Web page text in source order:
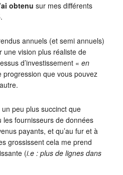
obtenu sur mes différents
annuels (et semi annuels)
une vision plus réaliste de
d’investissement « en
que vous pouvez
peu plus succinct que
les fournisseurs de données
payants, et qu’au fur et à
grossissent cela me prend
(i.e : plus de lignes dans